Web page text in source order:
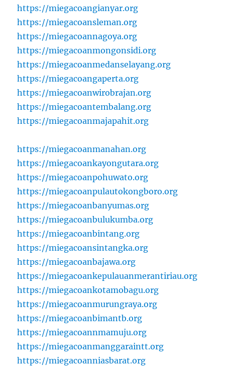
https://miegacoangianyar.org
https://miegacoansleman.org
https://miegacoannagoya.org
https://miegacoanmongonsidi.org
https://miegacoanmedanselayang.org
https://miegacoangaperta.org
https://miegacoanwirobrajan.org
https://miegacoantembalang.org
https://miegacoanmajapahit.org
https://miegacoanmanahan.org
https://miegacoankayongutara.org
https://miegacoanpohuwato.org
https://miegacoanpulautokongboro.org
https://miegacoanbanyumas.org
https://miegacoanbulukumba.org
https://miegacoanbintang.org
https://miegacoansintangka.org
https://miegacoanbajawa.org
https://miegacoankepulauanmerantiriau.org
https://miegacoankotamobagu.org
https://miegacoanmurungraya.org
https://miegacoanbimantb.org
https://miegacoannmamuju.org
https://miegacoanmanggaraintt.org
https://miegacoanniasbarat.org